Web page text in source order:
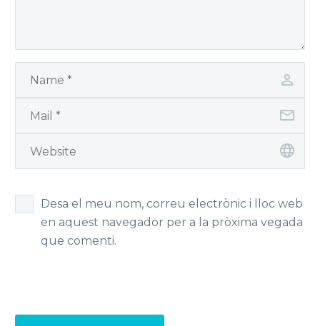
Desa el meu nom, correu electrònic i lloc web
en aquest navegador per a la pròxima vegada
que comenti.